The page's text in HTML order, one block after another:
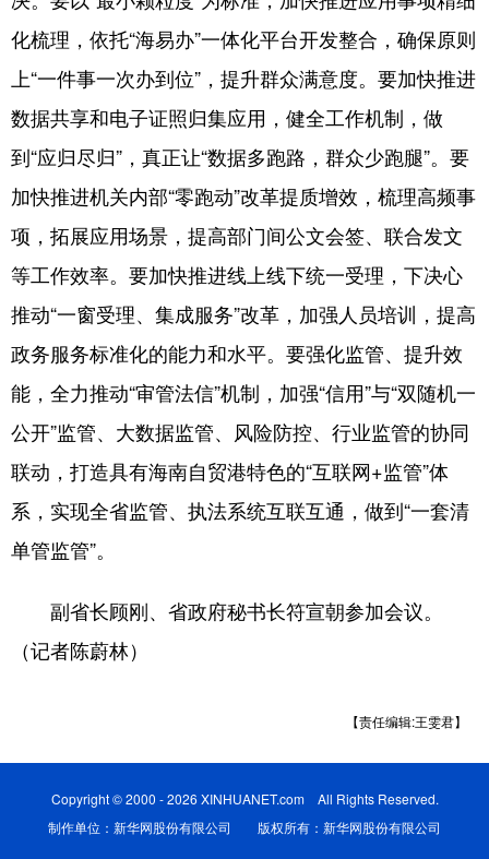
化梳理，依托“海易办”一体化平台开发整合，确保原则
上“一件事一次办到位”，提升群众满意度。要加快推进
数据共享和电子证照归集应用，健全工作机制，做
到“应归尽归”，真正让“数据多跑路，群众少跑腿”。要
加快推进机关内部“零跑动”改革提质增效，梳理高频事
项，拓展应用场景，提高部门间公文会签、联合发文
等工作效率。要加快推进线上线下统一受理，下决心
推动“一窗受理、集成服务”改革，加强人员培训，提高
政务服务标准化的能力和水平。要强化监管、提升效
能，全力推动“审管法信”机制，加强“信用”与“双随机一
公开”监管、大数据监管、风险防控、行业监管的协同
联动，打造具有海南自贸港特色的“互联网+监管”体
系，实现全省监管、执法系统互联互通，做到“一套清
单管监管”。
副省长顾刚、省政府秘书长符宣朝参加会议。
（记者陈蔚林）
【责任编辑:王雯君】
Copyright © 2000 - 2026 XINHUANET.com All Rights Reserved.
制作单位：新华网股份有限公司 版权所有：新华网股份有限公司